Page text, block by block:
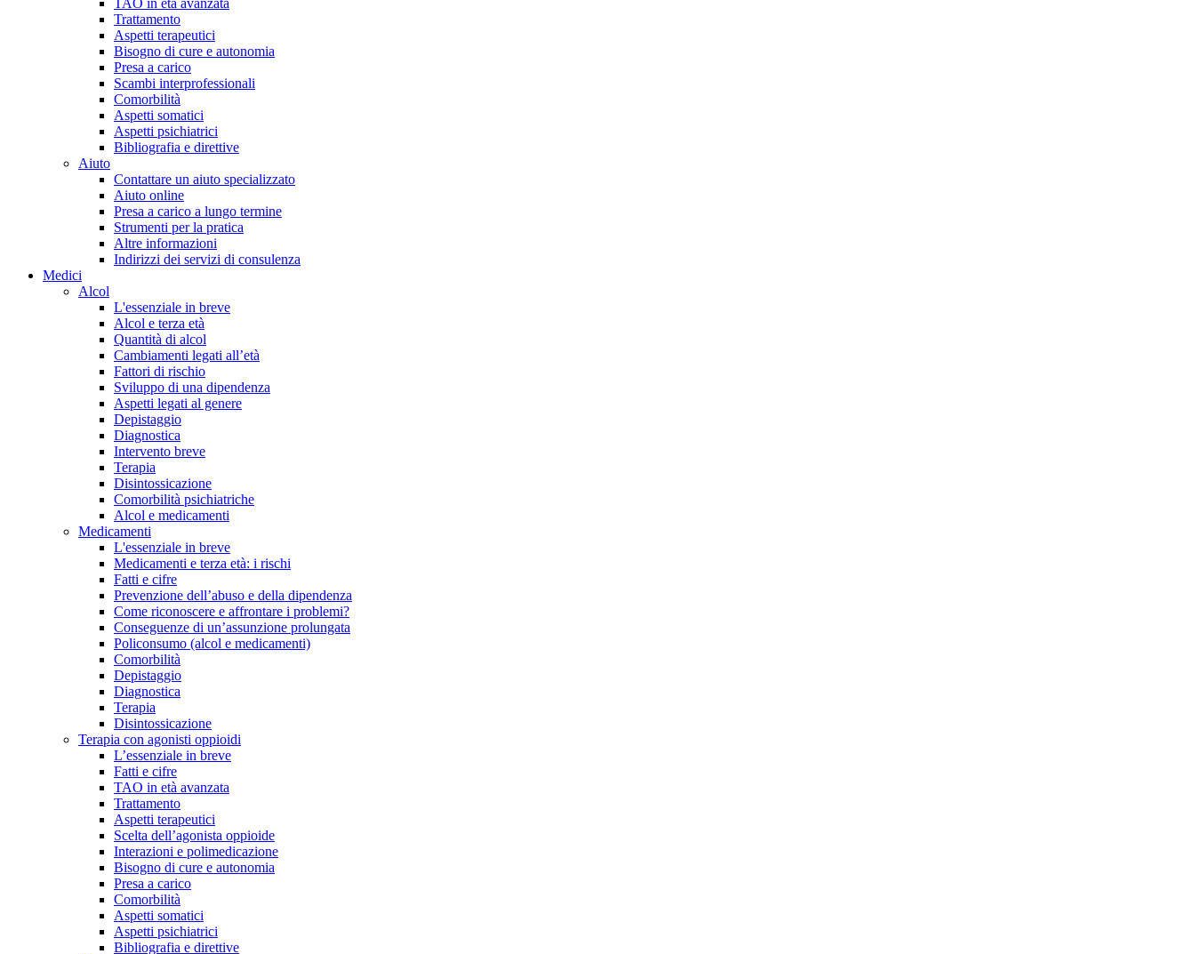
TAO in età avanzata
Trattamento
Aspetti terapeutici
Bisogno di cure e autonomia
Presa a carico
Scambi interprofessionali
Comorbilità
Aspetti somatici
Aspetti psichiatrici
Bibliografia e direttive
Aiuto
Contattare un aiuto specializzato
Aiuto online
Presa a carico a lungo termine
Strumenti per la pratica
Altre informazioni
Indirizzi dei servizi di consulenza
Medici
Alcol
L'essenziale in breve
Alcol e terza età
Quantità di alcol
Cambiamenti legati all’età
Fattori di rischio
Sviluppo di una dipendenza
Aspetti legati al genere
Depistaggio
Diagnostica
Intervento breve
Terapia
Disintossicazione
Comorbilità psichiatriche
Alcol e medicamenti
Medicamenti
L'essenziale in breve
Medicamenti e terza età: i rischi
Fatti e cifre
Prevenzione dell’abuso e della dipendenza
Come riconoscere e affrontare i problemi?
Conseguenze di un’assunzione prolungata
Policonsumo (alcol e medicamenti)
Comorbilità
Depistaggio
Diagnostica
Terapia
Disintossicazione
Terapia con agonisti oppioidi
L’essenziale in breve
Fatti e cifre
TAO in età avanzata
Trattamento
Aspetti terapeutici
Scelta dell’agonista oppioide
Interazioni e polimedicazione
Bisogno di cure e autonomia
Presa a carico
Comorbilità
Aspetti somatici
Aspetti psichiatrici
Bibliografia e direttive